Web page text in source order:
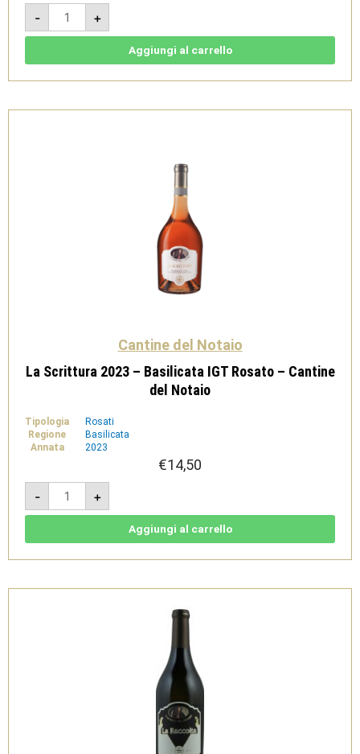
-
Il
Protesto
-
Vino
del
+
Aggiungi al carrello
Cantine del Notaio
La Scrittura 2023 – Basilicata IGT Rosato – Cantine
del Notaio
Tipologia
Rosati
Regione
Basilicata
Annata
2023
€14,50
-
La
Scrittura
2023
-
-
Notaio
+
Aggiungi al carrello